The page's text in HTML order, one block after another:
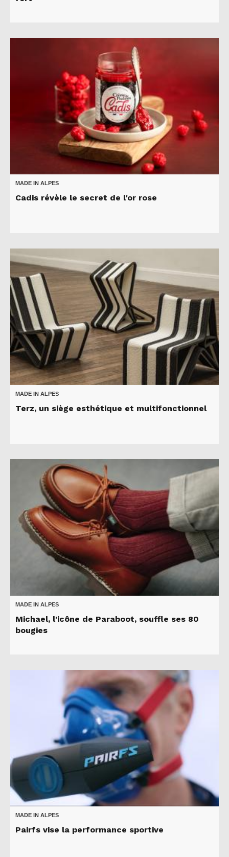
MADE IN ALPES
Cadis révèle le secret de l'or rose
MADE IN ALPES
Terz, un siège esthétique et multifonctionnel
MADE IN ALPES
Michael, l'icône de Paraboot, souffle ses 80
bougies
MADE IN ALPES
Pairfs vise la performance sportive